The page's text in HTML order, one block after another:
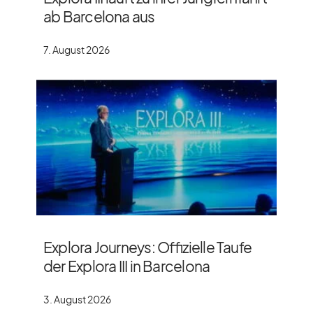
ab Barcelona aus
7. August 2026
Explora Journeys: Offizielle Taufe
der Explora III in Barcelona
3. August 2026